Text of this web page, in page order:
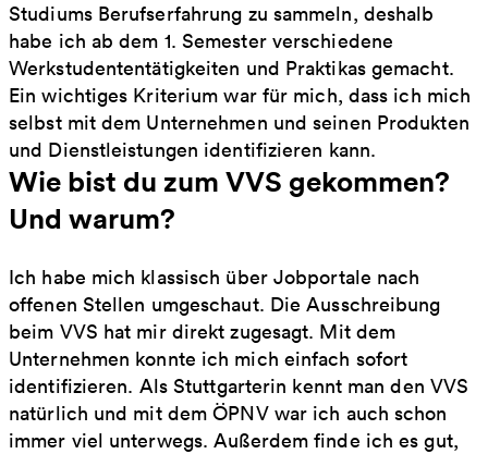
Studiums Berufserfahrung zu sammeln, deshalb
habe ich ab dem 1. Semester verschiedene
Werkstudententätigkeiten und Praktikas gemacht.
Ein wichtiges Kriterium war für mich, dass ich mich
selbst mit dem Unternehmen und seinen Produkten
und Dienstleistungen identifizieren kann.
Wie bist du zum VVS gekommen?
Und warum?
Ich habe mich klassisch über Jobportale nach
offenen Stellen umgeschaut. Die Ausschreibung
beim VVS hat mir direkt zugesagt. Mit dem
Unternehmen konnte ich mich einfach sofort
identifizieren. Als Stuttgarterin kennt man den VVS
natürlich und mit dem ÖPNV war ich auch schon
immer viel unterwegs. Außerdem finde ich es gut,